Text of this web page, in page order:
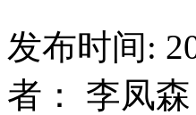
发布时间:
者： 李凤森